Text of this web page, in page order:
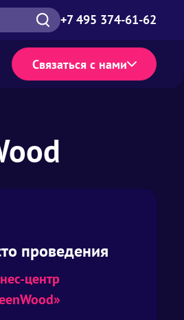
+7 495 374-61-62
Связаться с нами
проведения
центр